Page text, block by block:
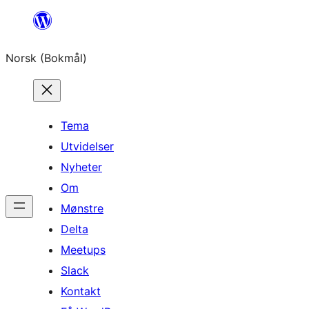
Hopp
innhold
Norsk (Bokmål)
Tema
Utvidelser
Nyheter
Om
Mønstre
Delta
Meetups
Slack
Kontakt